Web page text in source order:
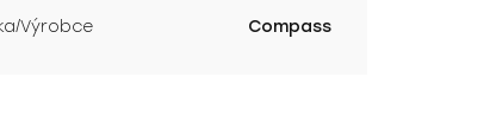
Výrobce Compass